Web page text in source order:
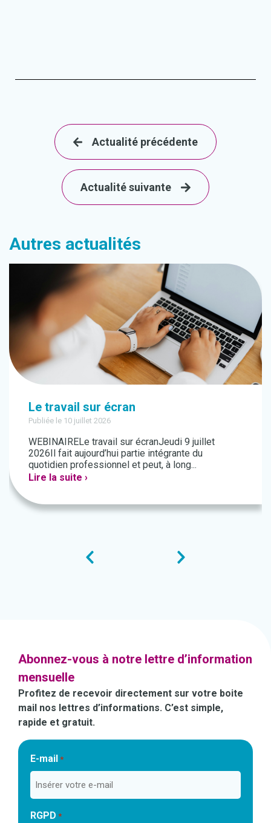
Actualité précédente
Actualité suivante
Autres actualités
Le travail sur écran
Publiée le 10 juillet 2026
WEBINAIRELe travail sur écranJeudi 9 juillet
2026Il fait aujourd’hui partie intégrante du
quotidien professionnel et peut, à long...
Lire la suite ›
Abonnez-vous à notre lettre d’information
mensuelle
Profitez de recevoir directement sur votre boite
mail nos lettres d’informations. C’est simple,
rapide et gratuit.
E-mail *
RGPD *